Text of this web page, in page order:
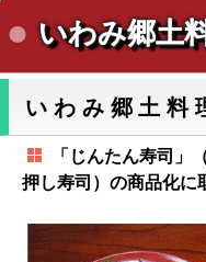
いわみ郷土
いわみ郷土料
「じんたん寿司」
押し寿司）の商品化に